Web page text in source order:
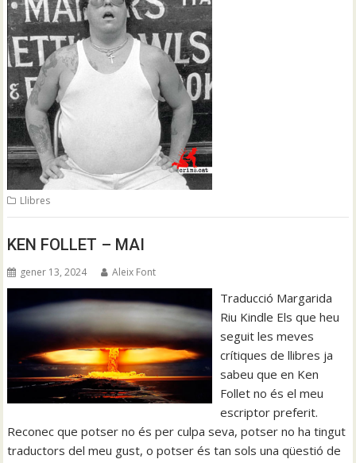
Llibres
KEN FOLLET – MAI
gener 13, 2024 Aleix Font
Traducció Margarida
Riu Kindle Els que heu
seguit les meves
crítiques de llibres ja
sabeu que en Ken
Follet no és el meu
escriptor preferit.
Reconec que potser no és per culpa seva, potser no ha tingut
traductors del meu gust, o potser és tan sols una qüestió de